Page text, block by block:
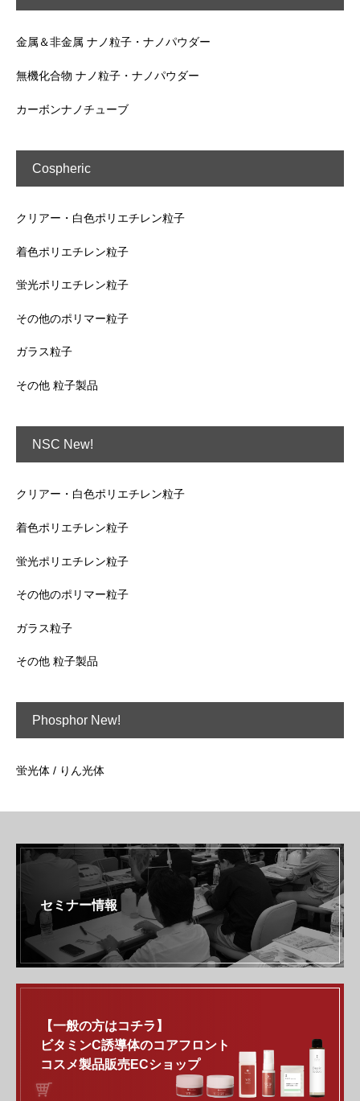
金属＆非金属 ナノ粒子・ナノパウダー
無機化合物 ナノ粒子・ナノパウダー
カーボンナノチューブ
Cospheric
クリアー・白色ポリエチレン粒子
着色ポリエチレン粒子
蛍光ポリエチレン粒子
その他のポリマー粒子
ガラス粒子
その他 粒子製品
NSC New!
クリアー・白色ポリエチレン粒子
着色ポリエチレン粒子
蛍光ポリエチレン粒子
その他のポリマー粒子
ガラス粒子
その他 粒子製品
Phosphor New!
蛍光体 / りん光体
セミナー情報
【一般の方はコチラ】
ビタミンC誘導体のコアフロント
コスメ製品販売ECショップ